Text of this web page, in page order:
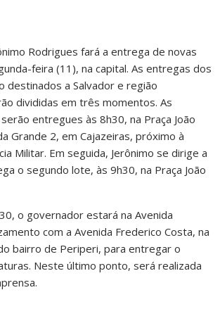
Rodrigues fará a entrega de novas
feira (11), na capital. As entregas dos
destinados a Salvador e região
divididas em três momentos. As
entregues às 8h30, na Praça João
Grande 2, em Cajazeiras, próximo à
Militar. Em seguida, Jerônimo se dirige a
o segundo lote, às 9h30, na Praça João
o governador estará na Avenida
com a Avenida Frederico Costa, na
bairro de Periperi, para entregar o
Neste último ponto, será realizada